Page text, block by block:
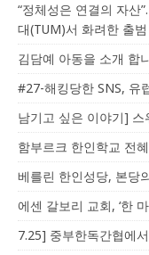
“정체성은 연결의 자산
대(TUM)서 화려한 출범
김담예 아동을 소개 합
#27-해킹당한 SNS, 유
남기고 싶은 이야기]
함부르크 한인학교 전
베를린 한인성당, 본당
에센 갈보리 교회, ‘한
7.25] 중부한독간협에